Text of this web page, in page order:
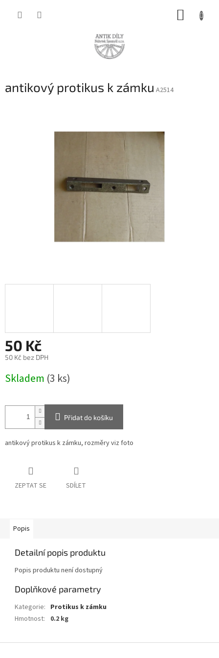
antikový protikus k zámku A2514
50 Kč
50 Kč bez DPH
cena:
Skladem (3 ks)
Přidat do košíku
antikový protikus k zámku, rozměry viz foto
ZEPTAT SE SDÍLET
Popis
Detailní popis produktu
Popis produktu není dostupný
Doplňkové parametry
Kategorie: Protikus k zámku
Hmotnost: 0.2 kg